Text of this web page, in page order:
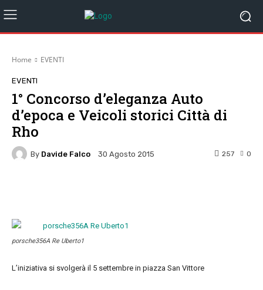
Home EVENTI
EVENTI
1° Concorso d’eleganza Auto
d’epoca e Veicoli storici Città di
Rho
By Davide Falco 30 Agosto 2015 0
257
porsche356A Re Uberto1
L’iniziativa si svolgerà il 5 settembre in piazza San Vittore